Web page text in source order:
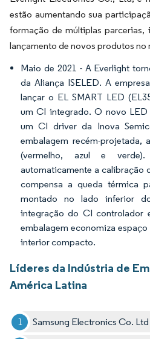
estão aumentando sua
formação de múltiplas
lançamento de novos produtos no
Maio de 2021 - A Everlight
da Aliança ISELED. A
lançar o EL SMART LED
um CI integrado. O novo LED
um CI driver da Inova
embalagem recém-
(vermelho, azul e
automaticamente a calibração
compensa a queda térmica
montado no lado inferior
integração do CI controlador
embalagem economiza
interior compacto.
Líderes da Indústria de
América Latina
Samsung Electronics Co. Ltd